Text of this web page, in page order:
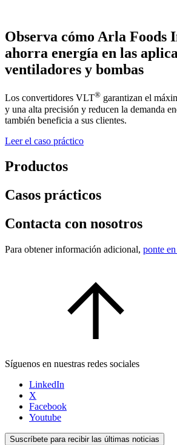
Observa cómo Arla Foods
ahorra energía en las
ventiladores y bombas
Los convertidores VLT® garantizan el
y una alta precisión y reducen la demanda
también beneficia a sus clientes.
Leer el caso práctico
Productos
Casos prácticos
Contacta con nosotros
Para obtener información adicional, ponte
Síguenos en nuestras redes sociales
LinkedIn
X
Facebook
Youtube
Suscríbete para recibir las últimas noticias